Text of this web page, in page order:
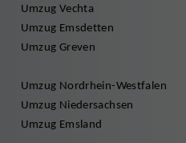
Umzug Vechta
Umzug Emsdetten
Umzug Greven
Umzug Nordrhein-Westfalen
Umzug Niedersachsen
Umzug Emsland